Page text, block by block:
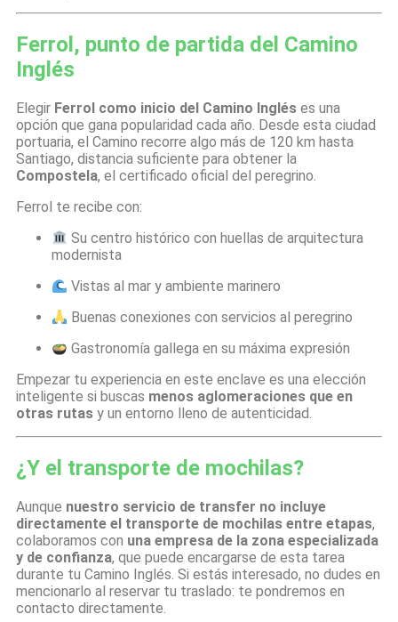
Ferrol, punto de partida del Camino
Inglés
Elegir Ferrol como inicio del Camino Inglés es una
opción que gana popularidad cada año. Desde esta ciudad
portuaria, el Camino recorre algo más de 120 km hasta
Santiago, distancia suficiente para obtener la
Compostela, el certificado oficial del peregrino.
Ferrol te recibe con:
Su centro histórico con huellas de arquitectura
modernista
Vistas al mar y ambiente marinero
Buenas conexiones con servicios al peregrino
Gastronomía gallega en su máxima expresión
Empezar tu experiencia en este enclave es una elección
inteligente si buscas menos aglomeraciones que en
otras rutas y un entorno lleno de autenticidad.
¿Y el transporte de mochilas?
Aunque nuestro servicio de transfer no incluye
directamente el transporte de mochilas entre etapas,
colaboramos con una empresa de la zona especializada
y de confianza, que puede encargarse de esta tarea
durante tu Camino Inglés. Si estás interesado, no dudes en
mencionarlo al reservar tu traslado: te pondremos en
contacto directamente.